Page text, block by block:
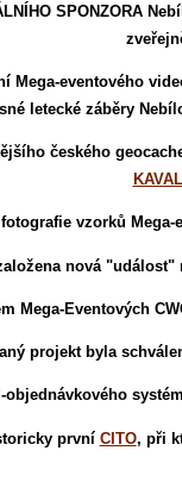
SPONZORA
Mega-eventového
letecké záběry
českého
vzorků
nová "událost"
Mega-Eventových
projekt byla
první CITO, při